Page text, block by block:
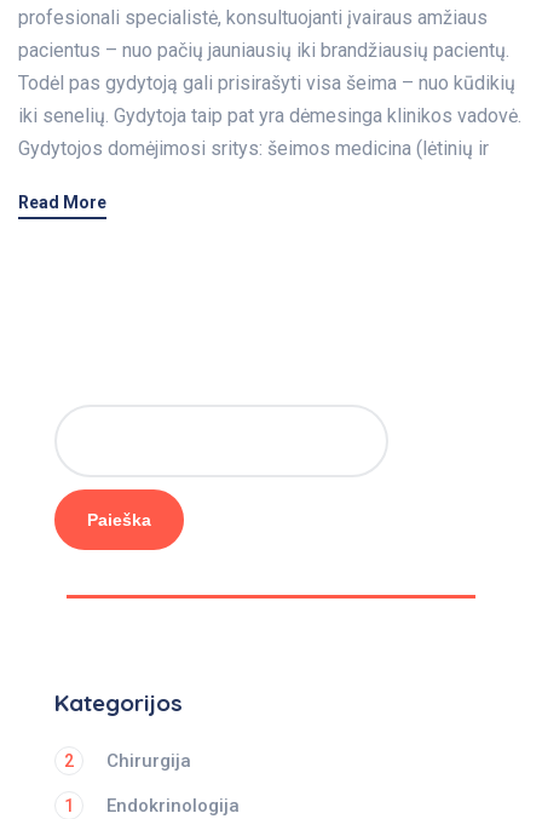
profesionali specialistė, konsultuojanti įvairaus amžiaus
pacientus – nuo pačių jauniausių iki brandžiausių pacientų.
Todėl pas gydytoją gali prisirašyti visa šeima – nuo kūdikių
iki senelių. Gydytoja taip pat yra dėmesinga klinikos vadovė.
Gydytojos domėjimosi sritys: šeimos medicina (lėtinių ir
Read More
Paieška
Kategorijos
Chirurgija
2
Endokrinologija
1